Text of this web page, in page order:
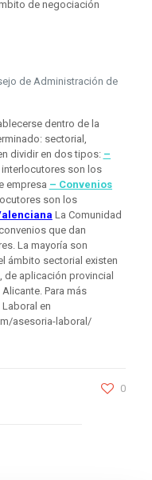
de negociación
de Administración de
dentro de la
sectorial,
dividir en dos tipos: –
interlocutores son los
empresa – Convenios
son los
La Comunidad
que dan
La mayoría son
ámbito sectorial existen
aplicación provincial
Para más
en
asesoria-laboral/
0